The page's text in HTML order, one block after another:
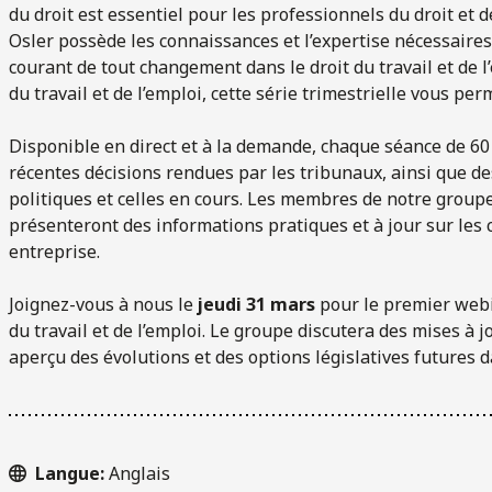
du droit est essentiel pour les professionnels du droit et
Osler possède les connaissances et l’expertise
courant de tout changement dans le droit du travail et de
du travail et de l’emploi, cette série trimestrielle vous
Disponible en direct et à la demande, chaque séance de
récentes décisions rendues par les tribunaux, ainsi que
politiques et celles en cours. Les membres de notre
présenteront des informations pratiques et à jour sur les
entreprise.
Joignez-vous à nous le jeudi 31 mars pour le premier
du travail et de l’emploi. Le groupe discutera des mises
aperçu des évolutions et des options législatives futures
Langue:Anglais